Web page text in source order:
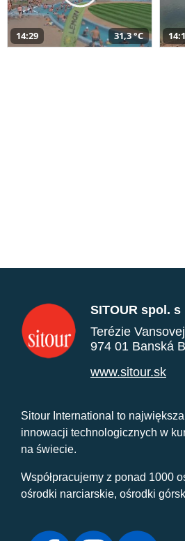
14:29 31,3 °C
SITOUR spol. s
Terézie
974 01 Banská
www.sitour.sk
Sitour International to
innowacji technologicznych w
na świecie.
Współpracujemy z ponad 1000
ośrodki narciarskie, ośrodki